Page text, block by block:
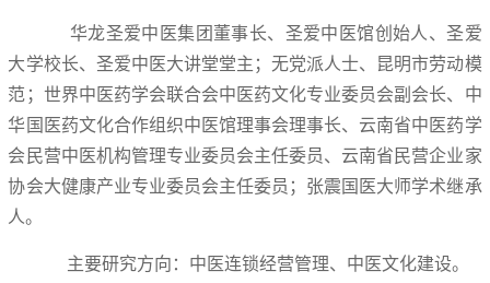
华龙圣爱中医集团董事长、圣爱中医馆创始人、圣爱
大学校长、圣爱中医大讲堂堂主；无党派人士、昆明市劳动模
范；世界中医药学会联合会中医药文化专业委员会副会长、中
华国医药文化合作组织中医馆理事会理事长、云南省中医药学
会民营中医机构管理专业委员会主任委员、云南省民营企业家
协会大健康产业专业委员会主任委员；张震国医大师学术继承
人。
主要研究方向：中医连锁经营管理、中医文化建设。